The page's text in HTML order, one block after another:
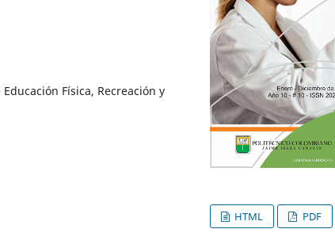
Física, Recreación y
HTML PDF